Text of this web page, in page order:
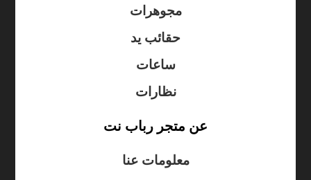
مجوهرات
حقائب يد
ساعات
نظارات
عن متجر رباب نت
معلومات عنا